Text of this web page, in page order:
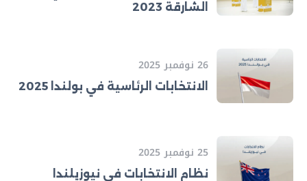
الشارقة 2023
26 نوفمبر 2025
الانتخابات الرئاسية في بولندا 2025
25 نوفمبر 2025
نظام الانتخابات في نيوزيلندا